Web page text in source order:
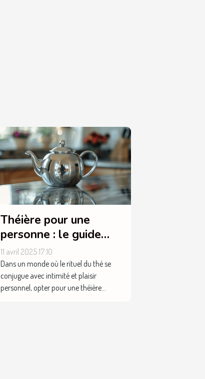
Théière pour une
personne : le guide
d'achat pour faire le
bon choix
11 avril 2025 17:10
Dans un monde où le rituel du thé se
conjugue avec intimité et plaisir
personnel, opter pour une théière...